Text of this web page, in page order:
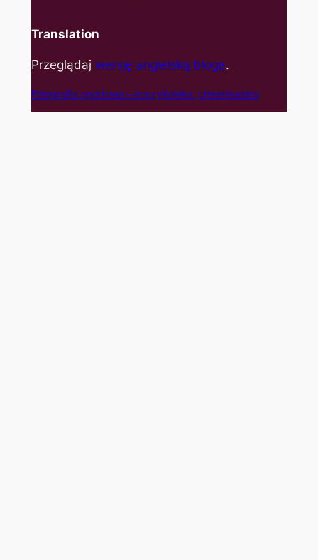
Translation
Przeglądaj wersję angielską bloga.
Fotografia sportowa – koszykówka, cheerleaders